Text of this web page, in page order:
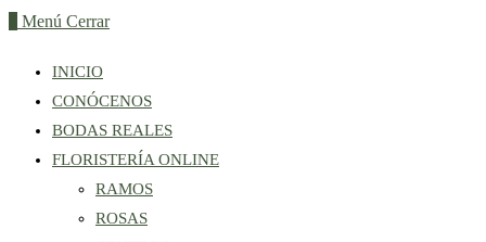
Menú Cerrar
INICIO
CONÓCENOS
BODAS REALES
FLORISTERÍA ONLINE
RAMOS
ROSAS